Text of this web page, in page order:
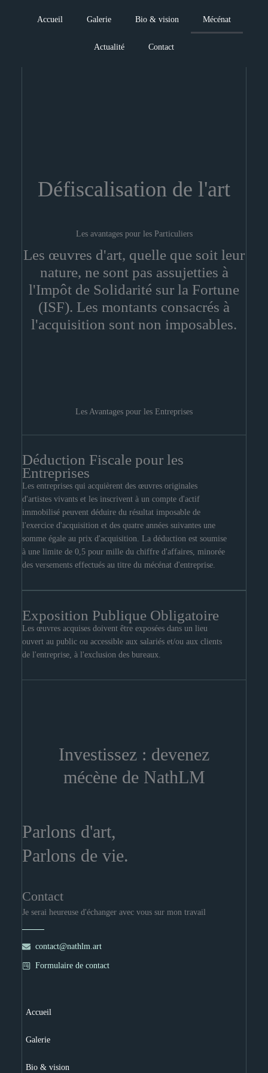
Accueil Galerie Bio & vision Mécénat
Actualité Contact
Défiscalisation de l'art
Les avantages pour les Particuliers
Les œuvres d'art, quelle que soit leur
nature, ne sont pas assujetties à
l'Impôt de Solidarité sur la Fortune
(ISF). Les montants consacrés à
l'acquisition sont non imposables.
Les Avantages pour les Entreprises
Déduction Fiscale pour les
Entreprises
Les entreprises qui acquièrent des œuvres originales
d'artistes vivants et les inscrivent à un compte d'actif
immobilisé peuvent déduire du résultat imposable de
l'exercice d'acquisition et des quatre années suivantes une
somme égale au prix d'acquisition. La déduction est soumise
à une limite de 0,5 pour mille du chiffre d'affaires, minorée
des versements effectués au titre du mécénat d'entreprise.
Exposition Publique Obligatoire
Les œuvres acquises doivent être exposées dans un lieu
ouvert au public ou accessible aux salariés et/ou aux clients
de l'entreprise, à l'exclusion des bureaux.
Investissez : devenez
mécène de NathLM
Parlons d'art,
Parlons de vie.
Contact
Je serai heureuse d'échanger avec vous sur mon travail
contact@nathlm.art
Formulaire de contact
Accueil
Galerie
Bio & vision